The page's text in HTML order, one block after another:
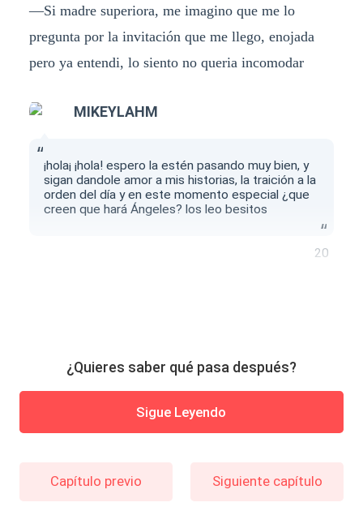
—Si madre superiora, me imagino que me lo
pregunta por la invitación que me llego, enojada
pero ya entendi, lo siento no queria incomodar
MIKEYLAHM
¡hola¡ ¡hola! espero la estén pasando muy bien, y
sigan dandole amor a mis historias, la traición a la
orden del día y en este momento especial ¿que
creen que hará Ángeles? los leo besitos
20
¿Quieres saber qué pasa después?
Sigue Leyendo
Capítulo previo Siguiente capítulo